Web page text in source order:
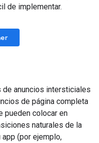
de implementar.
de anuncios intersticiales
de página completa
pueden colocar en
naturales de la
(por ejemplo,